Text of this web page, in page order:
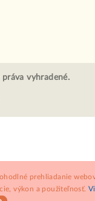
prehliadanie
výkon a použiteľnosť.
práva vyhradené.